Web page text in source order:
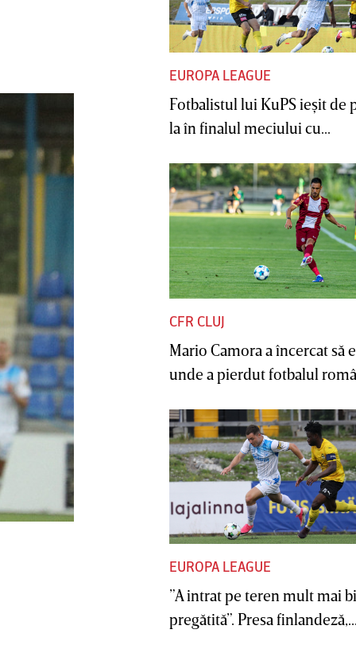
EUROPA LEAGUE
Fotbalistul lui KuPS ieşit de
la în finalul meciului cu...
CFR CLUJ
Mario Camora a încercat să
unde a pierdut fotbalul
EUROPA LEAGUE
”A intrat pe teren mult mai
pregătită”. Presa